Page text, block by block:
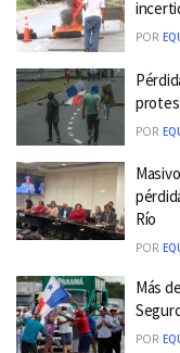
POR
POR
Río
POR
Más
POR